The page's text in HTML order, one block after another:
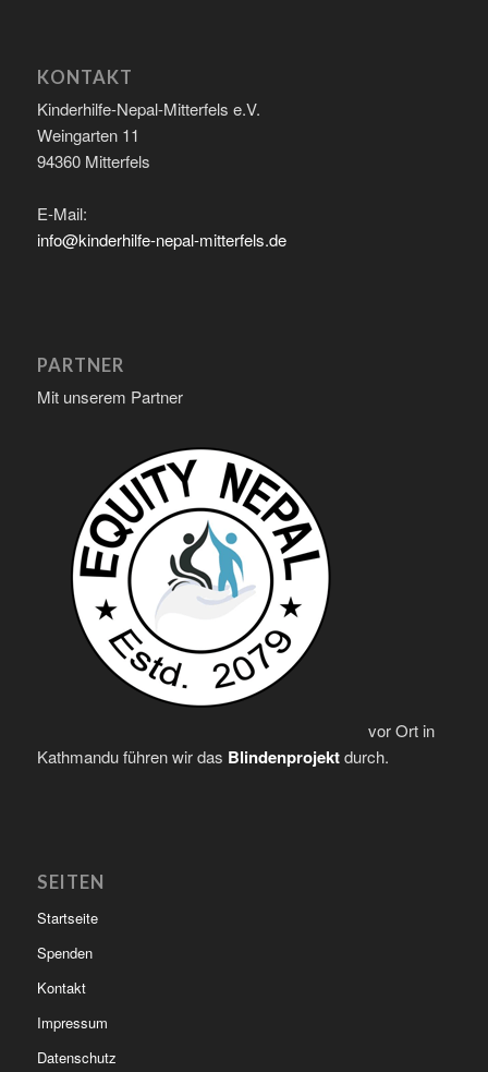
KONTAKT
Kinderhilfe-Nepal-Mitterfels e.V.
Weingarten 11
94360 Mitterfels
E-Mail:
info@kinderhilfe-nepal-mitterfels.de
PARTNER
Mit unserem Partner
vor Ort in
Kathmandu führen wir das Blindenprojektdurch.
SEITEN
Startseite
Spenden
Kontakt
Impressum
Datenschutz